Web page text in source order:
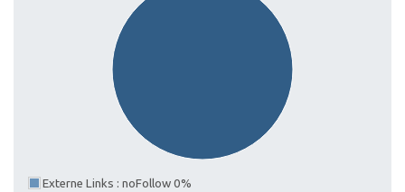
Externe Links : noFollow 0%